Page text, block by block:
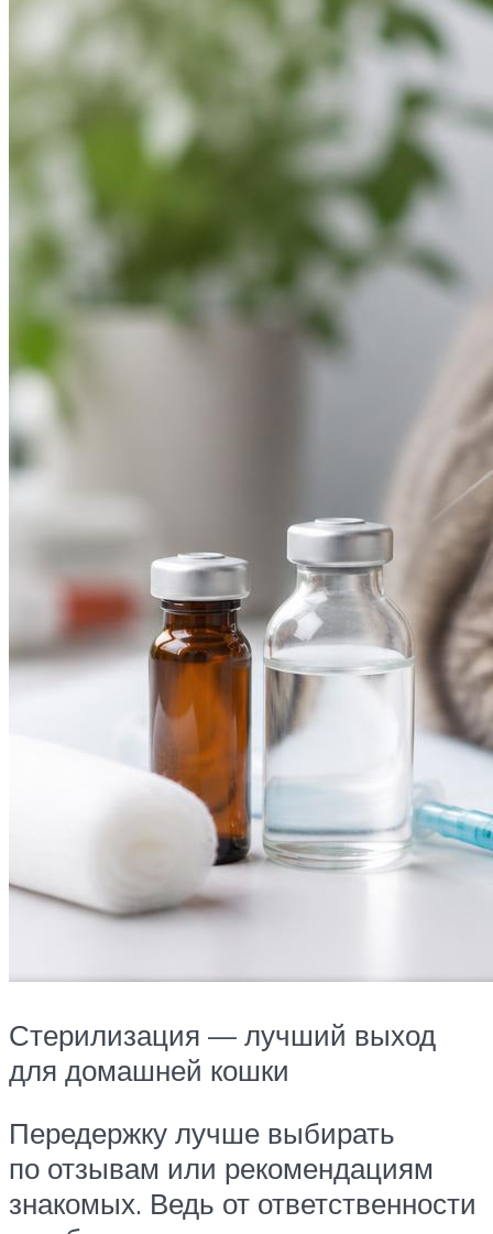
Стерилизация — лучший выход
для домашней кошки
Передержку лучше выбирать
по отзывам или рекомендациям
знакомых. Ведь от ответственности